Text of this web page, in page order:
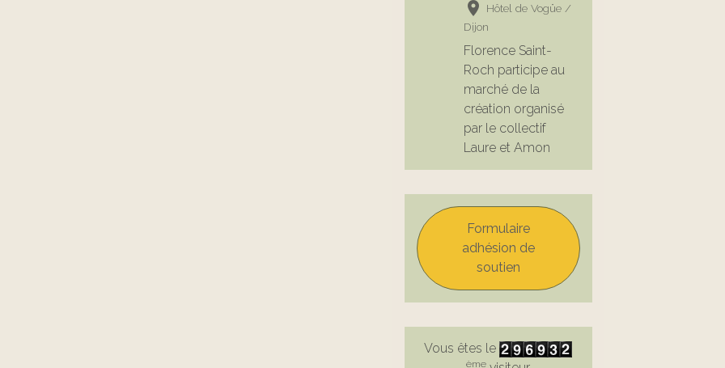
Hôtel de Vogüe /
Dijon
Florence Saint-
Roch participe au
marché de la
création organisé
par le collectif
Laure et Amon
Formulaire
adhésion de
soutien
Vous êtes le
ème